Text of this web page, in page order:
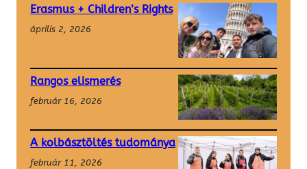
Erasmus + Children’s Rights
április 2, 2026
Rangos elismerés
február 16, 2026
A kolbásztöltés tudománya
február 11, 2026